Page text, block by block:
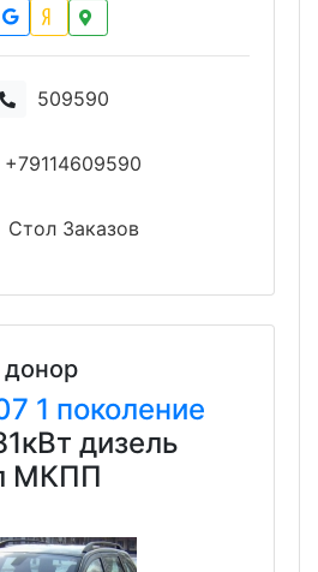
509590
+79114609590
Стол Заказов
1 поколение
дизель
МКПП